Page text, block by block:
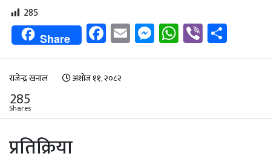
285
Share Facebook
EmailMessenger
WhatsApp
Viber
राजेन्द्र खनाल अशोज ११, २०८२
285
Shares
प्रतिक्रिया